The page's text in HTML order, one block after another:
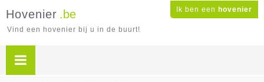
Ik ben een hovenier
Hovenier .be
Vind een hovenier bij u in de buurt!